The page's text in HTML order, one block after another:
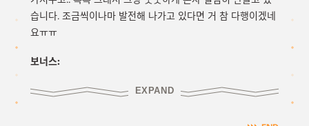
습니다. 조금씩이나마 발전해 나가고 있다면 거 참 다행이겠네
요ㅠㅠ
보너스:
EXPAND